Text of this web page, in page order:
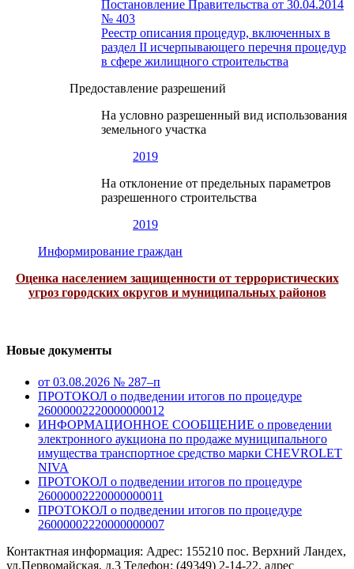
Постановление Правительства от 30.04.2014
№ 403
Реестр описания процедур, включенных в
раздел II исчерпывающего перечня процедур
в сфере жилищного строительства
Предоставление разрешений
На условно разрешенный вид использования
земельного участка
2019
На отклонение от предельных параметров
разрешенного строительства
2019
Информирование граждан
Оценка населением защищенности от террористических
угроз городских округов и муниципальных районов
Новые документы
от 03.08.2026 № 287–п
ПРОТОКОЛ о подведении итогов по процедуре
26000002220000000012
ИНФОРМАЦИОННОЕ СООБЩЕНИЕ о проведении
электронного аукциона по продаже муниципального
имущества транспортное средство марки CHEVROLET
NIVA
ПРОТОКОЛ о подведении итогов по процедуре
26000002220000000011
ПРОТОКОЛ о подведении итогов по процедуре
26000002220000000007
Контактная информация: Адрес: 155210 пос. Верхний Ландех,
ул.Первомайская, д.3 Телефон: (49349) 2-14-22, адрес